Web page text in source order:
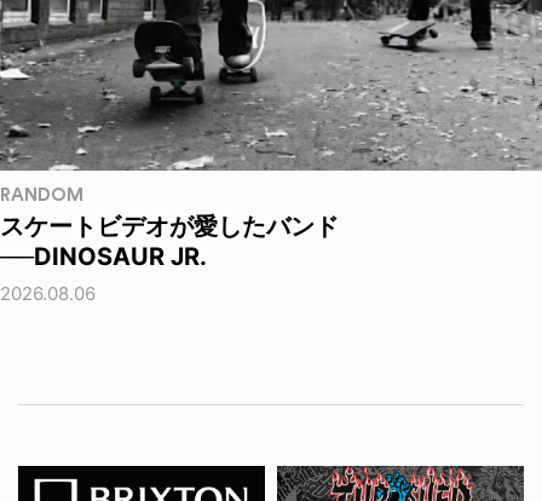
RANDOM
スケートビデオが愛したバンド
──DINOSAUR JR.
2026.08.06